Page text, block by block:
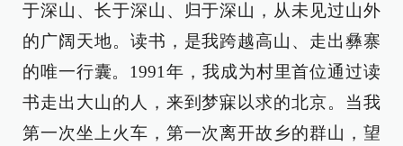
于深山、长于深山、归于深山，从未见过山外
的广阔天地。读书，是我跨越高山、走出彝寨
的唯一行囊。1991年，我成为村里首位通过读
书走出大山的人，来到梦寐以求的北京。当我
第一次坐上火车，第一次离开故乡的群山，望